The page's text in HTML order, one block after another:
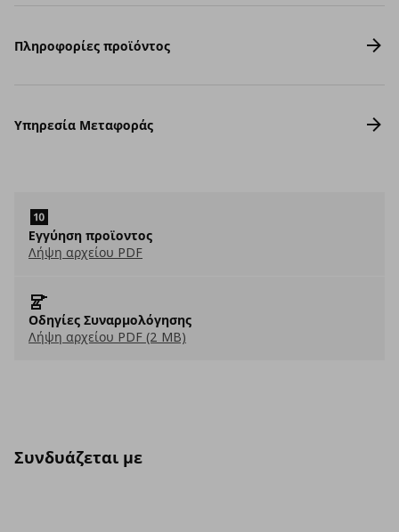
Πληροφορίες προϊόντος
Υπηρεσία Μεταφοράς
Eγγύηση προϊοντος
Λήψη αρχείου PDF
Οδηγίες Συναρμολόγησης
Λήψη αρχείου PDF (2 MB)
Συνδυάζεται με